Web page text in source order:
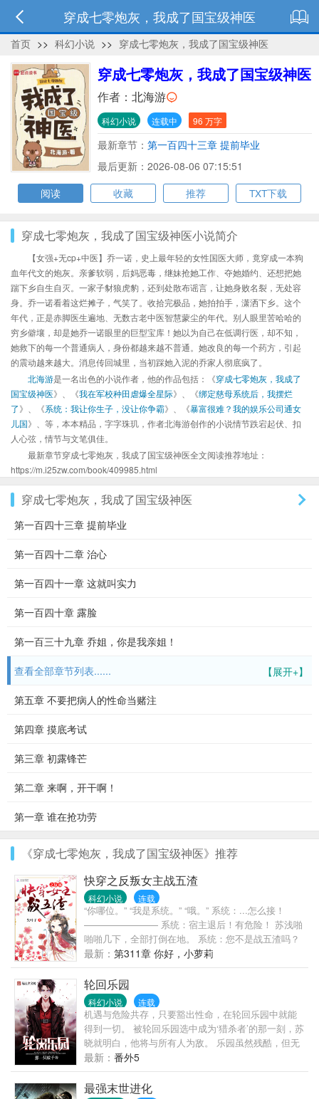
穿成七零炮灰，我成了国宝级神医
首页 >> 科幻小说 >> 穿成七零炮灰，我成了国宝级神医
穿成七零炮灰，我成了国宝级神医
作者： 北海游
科幻小说 连载中 96 万字
最新章节： 第一百四十三章 提前毕业
最后更新：2026-08-06 07:15:51
阅读
收藏 推荐 TXT下载
穿成七零炮灰，我成了国宝级神医小说简介
【女强+无cp+中医】乔一诺，史上最年轻的女性国医大师，竟穿成一本狗
血年代文的炮灰。亲爹软弱，后妈恶毒，继妹抢她工作、夺她婚约、还想把她
踹下乡自生自灭。一家子豺狼虎豹，还到处散布谣言，让她身败名裂，无处容
身。乔一诺看着这烂摊子，气笑了。收拾完极品，她拍拍手，潇洒下乡。这个
年代，正是赤脚医生遍地、无数古老中医智慧蒙尘的年代。别人眼里苦哈哈的
穷乡僻壤，却是她乔一诺眼里的巨型宝库！她以为自己在低调行医，却不知，
她救下的每一个普通病人，身份都越来越不普通。她改良的每一个药方，引起
的震动越来越大。消息传回城里，当初踩她入泥的乔家人彻底疯了。
北海游是一名出色的小说作者，他的作品包括：《穿成七零炮灰，我成了
国宝级神医》、《我在军校种田虐爆全星际》、《绑定慈母系统后，我摆烂
了》、《系统：我让你生子，没让你争霸》、《暴富很难？我的娱乐公司通女
儿国》、等，本本精品，字字珠玑，作者北海游创作的小说情节跌宕起伏、扣
人心弦，情节与文笔俱佳。
最新章节穿成七零炮灰，我成了国宝级神医全文阅读推荐地址：
https://m.i25zw.com/book/409985.html
穿成七零炮灰，我成了国宝级神医
第一百四十三章 提前毕业
第一百四十二章 治心
第一百四十一章 这就叫实力
第一百四十章 露脸
第一百三十九章 乔姐，你是我亲姐！
【展开+】
查看全部章节列表......
第五章 不要把病人的性命当赌注
第四章 摸底考试
第三章 初露锋芒
第二章 来啊，开干啊！
第一章 谁在抢功劳
《穿成七零炮灰，我成了国宝级神医》推荐
快穿之反叛女主战五渣
科幻小说 连载
“你哪位。” “我是系统。” “哦。” 系统：...怎么接！
———————— 系统：宿主退后！有危险！ 苏浅啪
啪啪几下，全部打倒在地。 系统：您不是战五渣吗？
苏浅：是啊我确实是战五渣，所有人都知道。
———————— 男主对着苏浅吼道，“别以为我会同
意这门联姻！” 苏浅面色沉静，“嗯，好”，回头收拾东
西准备取消联姻。佛曰：不可强求。 系统：？！您还
记得任务是获得男主的爱吗？ ———————— 所有
人都知道，苏浅是个无法沟通的神经病。 苏浅可爱一
笑，“神经病是什么？是一道菜嘛？”
最新： 第311章 你好，小萝莉
轮回乐园
科幻小说 连载
机遇与危险共存，只要豁出性命，在轮回乐园中就能
得到一切。 被轮回乐园选中成为‘猎杀者’的那一刻，苏
晓就明白，他将与所有人为敌。 乐园虽然残酷，但无
所不能……。 各位书友要是觉得《轮回乐园》还不错
的话请不要忘记向您>
最新： 番外5
最强末世进化